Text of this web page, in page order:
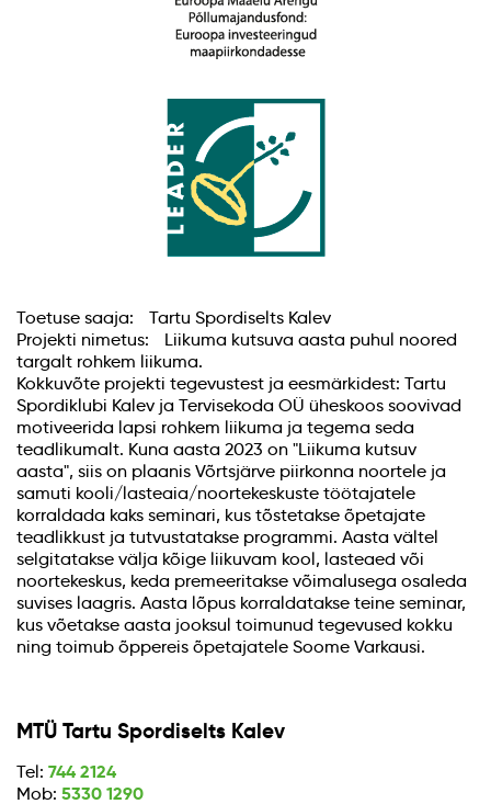
Toetuse saaja: Tartu Spordiselts Kalev
Projekti nimetus: Liikuma kutsuva aasta puhul noored
targalt rohkem liikuma.
Kokkuvõte projekti tegevustest ja eesmärkidest: Tartu
Spordiklubi Kalev ja Tervisekoda OÜ üheskoos soovivad
motiveerida lapsi rohkem liikuma ja tegema seda
teadlikumalt. Kuna aasta 2023 on "Liikuma kutsuv
aasta", siis on plaanis Võrtsjärve piirkonna noortele ja
samuti kooli/lasteaia/noortekeskuste töötajatele
korraldada kaks seminari, kus tõstetakse õpetajate
teadlikkust ja tutvustatakse programmi. Aasta vältel
selgitatakse välja kõige liikuvam kool, lasteaed või
noortekeskus, keda premeeritakse võimalusega osaleda
suvises laagris. Aasta lõpus korraldatakse teine seminar,
kus võetakse aasta jooksul toimunud tegevused kokku
ning toimub õppereis õpetajatele Soome Varkausi.
MTÜ Tartu Spordiselts Kalev
Tel: 744 2124
Mob: 5330 1290